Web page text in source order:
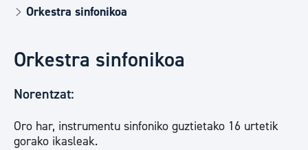
Orkestra sinfonikoa
Orkestra sinfonikoa
Norentzat:
Oro har, instrumentu sinfoniko guztietako 16 urtetik
gorako ikasleak.